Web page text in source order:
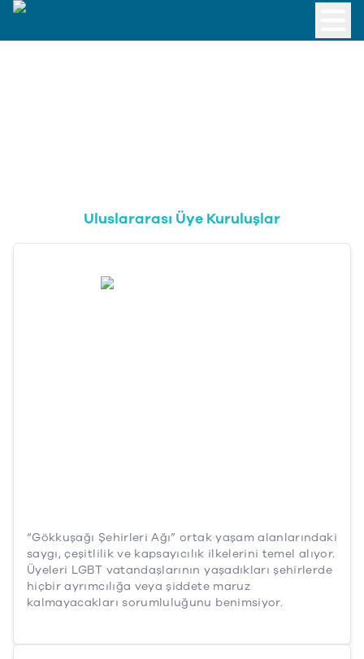
Uluslararası Üye Kuruluşlar
“Gökkuşağı Şehirleri Ağı” ortak yaşam alanlarındaki
saygı, çeşitlilik ve kapsayıcılık ilkelerini temel alıyor.
Üyeleri LGBT vatandaşlarının yaşadıkları şehirlerde
hiçbir ayrımcılığa veya şiddete maruz
kalmayacakları sorumluluğunu benimsiyor.